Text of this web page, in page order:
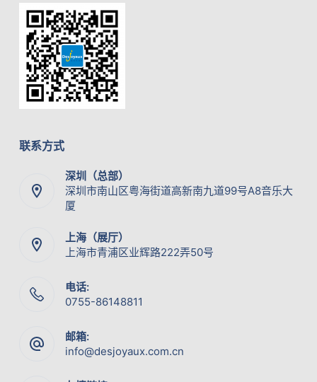
联系方式
深圳（总部）
深圳市南山区粤海街道高新南九道99号A8音乐大
厦
上海（展厅）
上海市青浦区业辉路222弄50号
电话:
0755-86148811
邮箱:
info@desjoyaux.com.cn